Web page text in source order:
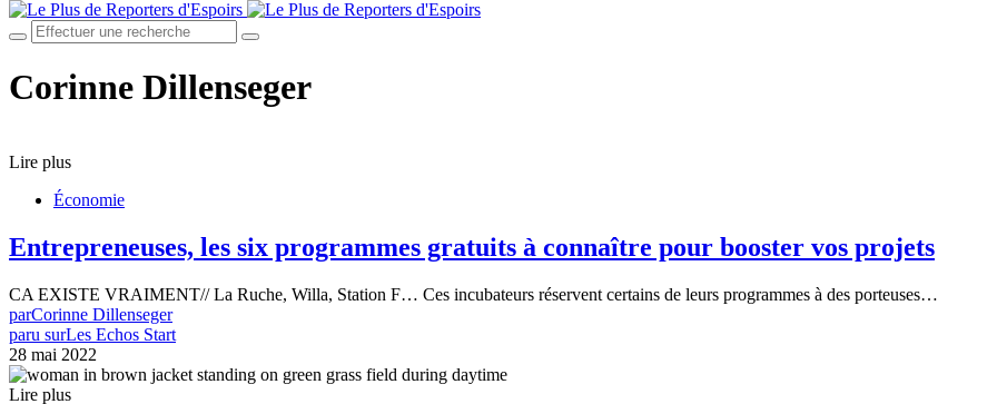
Corinne Dillenseger
Lire plus
Économie
Entrepreneuses, les six programmes gratuits à connaître pour booster vos projets
CA EXISTE VRAIMENT// La Ruche, Willa, Station F… Ces incubateurs réservent certains de leurs programmes à des porteuses…
parCorinne Dillenseger
paru surLes Echos Start
28 mai 2022
Lire plus